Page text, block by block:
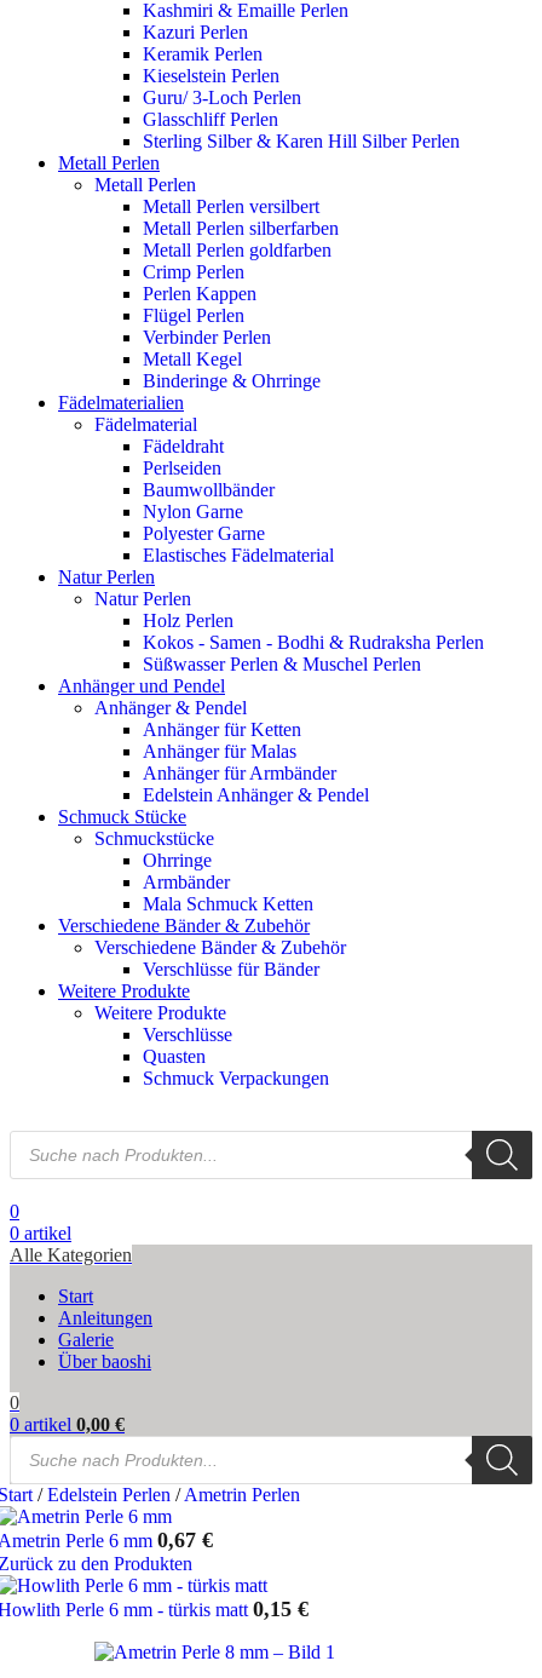
Kashmiri & Emaille Perlen
Kazuri Perlen
Keramik Perlen
Kieselstein Perlen
Guru/ 3-Loch Perlen
Glasschliff Perlen
Sterling Silber & Karen Hill Silber Perlen
Metall Perlen
Metall Perlen
Metall Perlen versilbert
Metall Perlen silberfarben
Metall Perlen goldfarben
Crimp Perlen
Perlen Kappen
Flügel Perlen
Verbinder Perlen
Metall Kegel
Binderinge & Ohrringe
Fädelmaterialien
Fädelmaterial
Fädeldraht
Perlseiden
Baumwollbänder
Nylon Garne
Polyester Garne
Elastisches Fädelmaterial
Natur Perlen
Natur Perlen
Holz Perlen
Kokos - Samen - Bodhi & Rudraksha Perlen
Süßwasser Perlen & Muschel Perlen
Anhänger und Pendel
Anhänger & Pendel
Anhänger für Ketten
Anhänger für Malas
Anhänger für Armbänder
Edelstein Anhänger & Pendel
Schmuck Stücke
Schmuckstücke
Ohrringe
Armbänder
Mala Schmuck Ketten
Verschiedene Bänder & Zubehör
Verschiedene Bänder & Zubehör
Verschlüsse für Bänder
Weitere Produkte
Weitere Produkte
Verschlüsse
Quasten
Schmuck Verpackungen
Products
search
0
0 artikel
Alle Kategorien
Start
Anleitungen
Galerie
Über baoshi
0
0 artikel 0,00 €
Products
search
/ Edelstein Perlen / Ametrin Perlen
Perle 6 mm 0,67 €
zu den Produkten
Perle 6 mm - türkis matt 0,15 €